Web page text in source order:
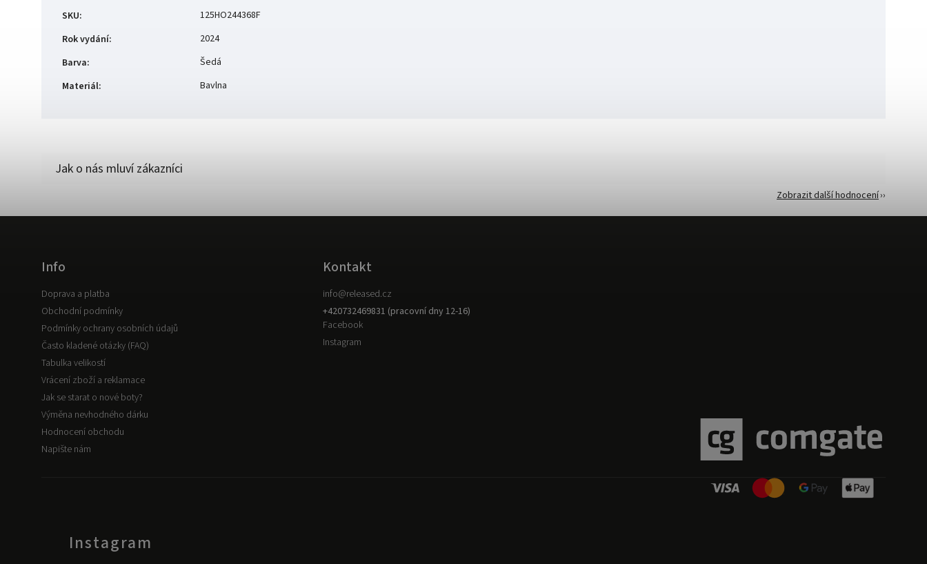
SKU:
125HO244368F
Rok vydání:
2024
Barva:
Šedá
Materiál: Bavlna
Zobrazit další hodnocení
Instagram
Info
Doprava a platba
Obchodní podmínky
Podmínky ochrany osobních údajů
Často kladené otázky (FAQ)
Tabulka velikostí
Vrácení zboží a reklamace
Jak se starat o nové boty?
Výměna nevhodného dárku
Hodnocení obchodu
Napište nám
Kontakt
info@released.cz
+420732469831 (pracovní dny 12-16)
Facebook
Instagram